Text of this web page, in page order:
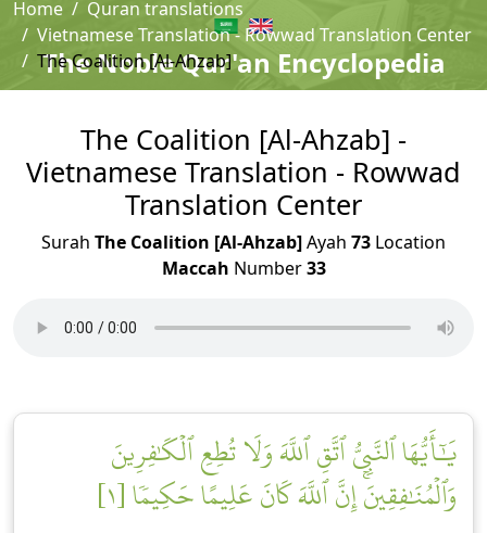
The Noble Qur'an Encyclopedia
Home
Quran translations
Vietnamese Translation - Rowwad Translation Center
The Coalition [Al-Ahzab]
The Coalition [Al-Ahzab] -
Vietnamese Translation - Rowwad
Translation Center
Surah The Coalition [Al-Ahzab]Ayah 73 Location
Maccah Number33
يَٰٓأَيُّهَا ٱلنَّبِيُّ ٱتَّقِ ٱللَّهَ وَلَا تُطِعِ ٱلۡكَٰفِرِينَ
وَٱلۡمُنَٰفِقِينَۚ إِنَّ ٱللَّهَ كَانَ عَلِيمًا حَكِيمٗا [١]